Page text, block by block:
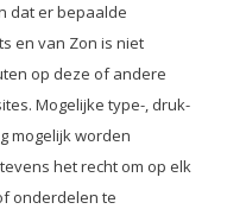
dat er bepaalde
en van Zon is niet
op deze of andere
Mogelijke type-, druk-
mogelijk worden
het recht om op elk
onderdelen te